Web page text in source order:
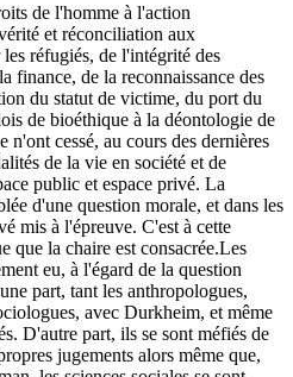
de l'homme à l'action
et réconciliation aux
réfugiés, de l'intégrité des
finance, de la reconnaissance des
du statut de victime, du port du
de bioéthique à la déontologie de
cessé, au cours des dernières
de la vie en société et de
public et espace privé. La
d'une question morale, et dans les
mis à l'épreuve. C'est à cette
que la chaire est consacrée.Les
eu, à l'égard de la question
part, tant les anthropologues,
avec Durkheim, et même
D'autre part, ils se sont méfiés de
jugements alors même que,